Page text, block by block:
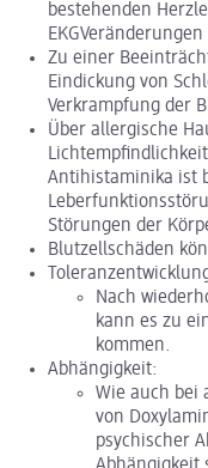
bestehenden
Zu einer
Eindickung von
Verkrampfung der
Über allergische
Antihistaminika ist
Störungen der
Blutzellschäden
Nach
kann es zu
kommen.
Abhängigkeit:
Wie auch bei
von
psychischer